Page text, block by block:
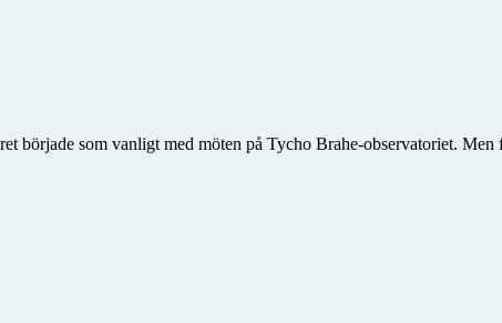
började som vanligt med möten på Tycho Brahe-observatoriet.